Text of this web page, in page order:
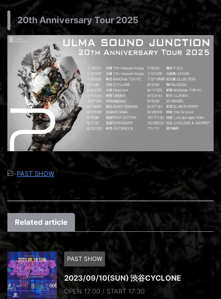
20th Anniversary Tour 2025
-PAST SHOW
Related article
PAST SHOW
2023/09/10(SUN) 渋谷CYCLONE
OPEN 17:00 / START 17:30